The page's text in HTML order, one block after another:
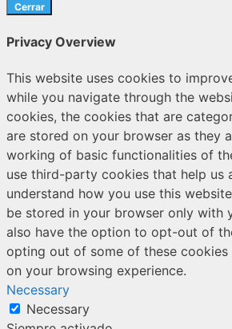
Cerrar
Privacy Overview
This website uses cookies to
while you navigate through the
cookies, the cookies that are
are stored on your browser as they
working of basic functionalities of
use third-party cookies that help us
understand how you use this
be stored in your browser only with
also have the option to opt-out of
opting out of some of these cookies
on your browsing experience.
Necessary
Necessary